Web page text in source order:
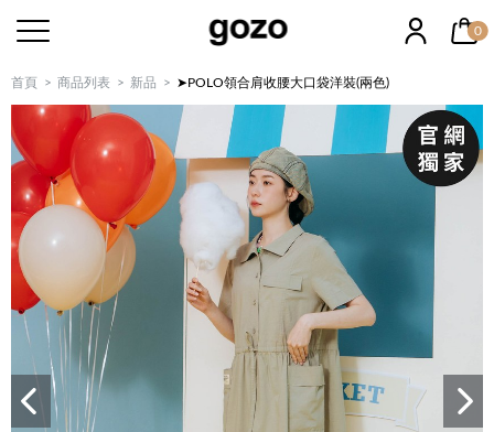
0
首頁 商品列表 新品 ➤POLO領合肩收腰大口袋洋裝(兩色)